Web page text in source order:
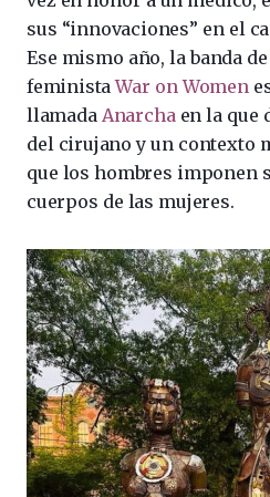
sus “innovaciones” en el
Ese mismo año, la banda
feministaWar on Women
llamada Anarcha en la que
del cirujano y un contexto
que los hombres imponen
cuerpos de las mujeres.